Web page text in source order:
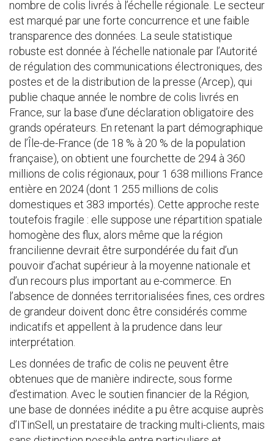
nombre de colis livrés à l’échelle régionale. Le secteur
est marqué par une forte concurrence et une faible
transparence des données. La seule statistique
robuste est donnée à l’échelle nationale par l’Autorité
de régulation des communications électroniques, des
postes et de la distribution de la presse (Arcep), qui
publie chaque année le nombre de colis livrés en
France, sur la base d’une déclaration obligatoire des
grands opérateurs. En retenant la part démographique
de l’Île-de-France (de 18 % à 20 % de la population
française), on obtient une fourchette de 294 à 360
millions de colis régionaux, pour 1 638 millions France
entière en 2024 (dont 1 255 millions de colis
domestiques et 383 importés). Cette approche reste
toutefois fragile : elle suppose une répartition spatiale
homogène des flux, alors même que la région
francilienne devrait être surpondérée du fait d’un
pouvoir d’achat supérieur à la moyenne nationale et
d’un recours plus important au e-commerce. En
l’absence de données territorialisées fines, ces ordres
de grandeur doivent donc être considérés comme
indicatifs et appellent à la prudence dans leur
interprétation.
Les données de trafic de colis ne peuvent être
obtenues que de manière indirecte, sous forme
d’estimation. Avec le soutien financier de la Région,
une base de données inédite a pu être acquise auprès
d’ITinSell, un prestataire de tracking multi-clients, mais